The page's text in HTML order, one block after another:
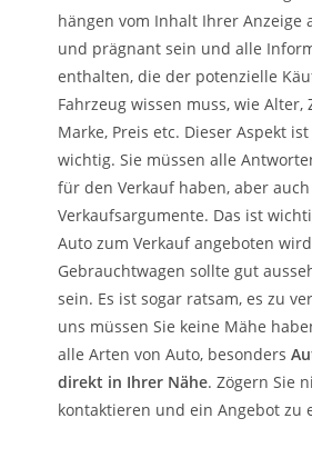
hängen vom Inhalt Ihrer Anzeige
und prägnant sein und alle
enthalten, die der potenzielle
Fahrzeug wissen muss, wie Alter,
Marke, Preis etc. Dieser Aspekt
wichtig. Sie müssen alle
für den Verkauf haben, aber
Verkaufsargumente. Das ist
Auto zum Verkauf angeboten
Gebrauchtwagen sollte gut
sein. Es ist sogar ratsam, es zu
uns müssen Sie keine Mähe
alle Arten von Auto, besonders
direkt in Ihrer Nähe. Zögern Sie
kontaktieren und ein Angebot zu